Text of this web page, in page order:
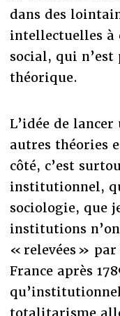
dans des
intellectuelles à
social, qui
théorique.
L’idée de lancer
autres théories
côté, c’est
institutionnel,
sociologie, que
institutions
« relevées »
France après